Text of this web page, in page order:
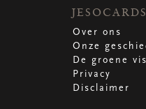
JESOCARDS
Over ons
Onze
De groene
Privacy
Disclaimer